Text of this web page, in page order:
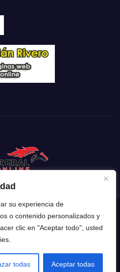
su experiencia de
o contenido personalizados y
clic en "Aceptar todo", usted
todas Aceptar todas
|Tema: Newsup deThemeansar
El Mundo Tecnología